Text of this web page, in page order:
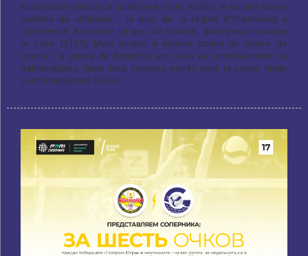
Kudryashov depuis la quatrième zone. Kirillov a eu une bonne
période de réflexion - le bloc de la région d'Orenbourg a
commencé à montrer un peu de lumière, Shevlyakov obstrue
la zone (21:17). Mais Kirillov a ensuite connu un échec de
qualité: La passe de Rodichev est allée au remplacement de
Rakhmatulline. Mais nous sommes entrés dans la phase finale
confortablement 24:20.